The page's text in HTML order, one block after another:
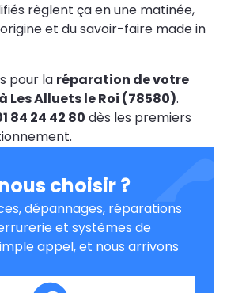
règlent ça en une matinée,
et du savoir-faire made in
pour la réparation de votre
Les Alluets le Roi (78580).
84 24 42 80 dès les premiers
choisir ?
dépannages, réparations
et systèmes de
appel, et nous arrivons